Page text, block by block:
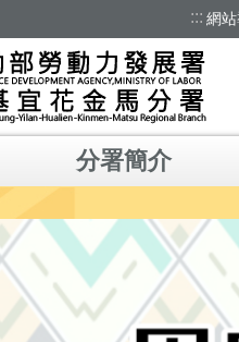
::: 網
分署簡介